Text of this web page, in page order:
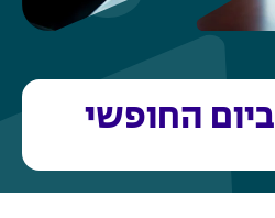
פ
ש
ביום החופשי